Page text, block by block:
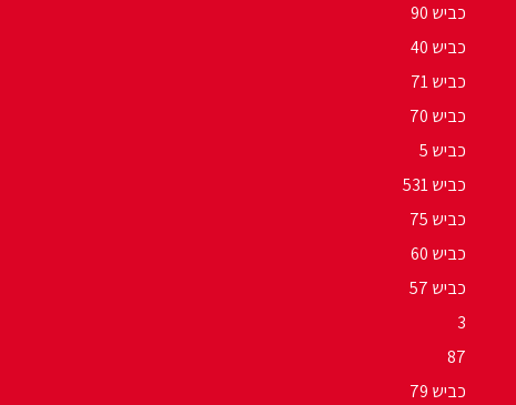
כביש 90
כביש 40
כביש 71
כביש 70
כביש 5
כביש 531
כביש 75
כביש 60
כביש 57
3
87
כביש 79